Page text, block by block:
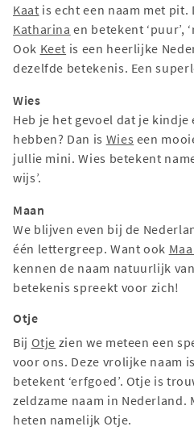
Kaat is echt een naam met pit.
Katharina en betekent ‘puur’,
Ook Keet is een heerlijke
dezelfde betekenis. Een
Wies
Heb je het gevoel dat je
hebben? Dan is Wies een
jullie mini. Wies betekent
wijs’.
Maan
We blijven even bij de
één lettergreep. Want ook
kennen de naam natuurlijk
betekenis spreekt voor zich!
Otje
Bij Otje zien we meteen een
voor ons. Deze vrolijke naam
betekent ‘erfgoed’. Otje is
zeldzame naam in Nederland.
heten namelijk Otje.